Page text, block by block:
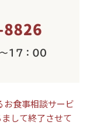
食事相談サービ
して終了させて